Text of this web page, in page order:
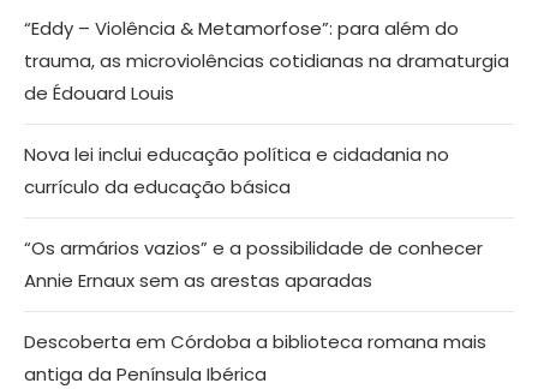
“Eddy – Violência & Metamorfose”: para além do
trauma, as microviolências cotidianas na dramaturgia
de Édouard Louis
Nova lei inclui educação política e cidadania no
currículo da educação básica
“Os armários vazios” e a possibilidade de conhecer
Annie Ernaux sem as arestas aparadas
Descoberta em Córdoba a biblioteca romana mais
antiga da Península Ibérica